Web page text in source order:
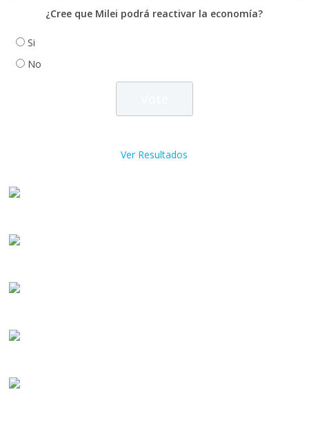
¿Cree que Milei podrá reactivar la economía?
Si
No
Ver Resultados